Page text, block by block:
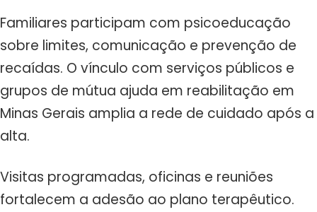
Familiares participam com psicoeducação
sobre limites, comunicação e prevenção de
recaídas. O vínculo com serviços públicos e
grupos de mútua ajuda em reabilitação em
Minas Gerais amplia a rede de cuidado após a
alta.
Visitas programadas, oficinas e reuniões
fortalecem a adesão ao plano terapêutico.